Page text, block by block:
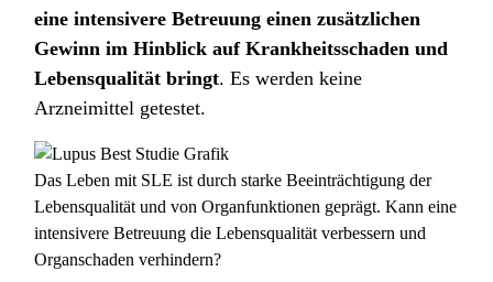
eine intensivere Betreuung einen zusätzlichen
Gewinn im Hinblick auf Krankheitsschaden und
Lebensqualität bringt. Es werden keine
Arzneimittel getestet.
Das Leben mit SLE ist durch starke Beeinträchtigung der
Lebensqualität und von Organfunktionen geprägt. Kann eine
intensivere Betreuung die Lebensqualität verbessern und
Organschaden verhindern?